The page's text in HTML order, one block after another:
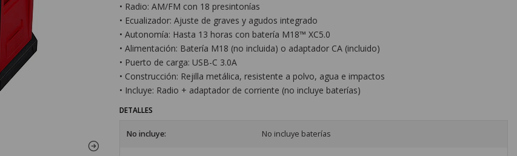
• Radio: AM/FM con 18 presintonías
• Ecualizador: Ajuste de graves y agudos integrado
• Autonomía: Hasta 13 horas con batería M18™ XC5.0
• Alimentación: Batería M18 (no incluida) o adaptador CA (incluido)
• Puerto de carga: USB-C 3.0A
• Construcción: Rejilla metálica, resistente a polvo, agua e impactos
• Incluye: Radio + adaptador de corriente (no incluye baterías)
DETALLES
No incluye: No incluye baterías